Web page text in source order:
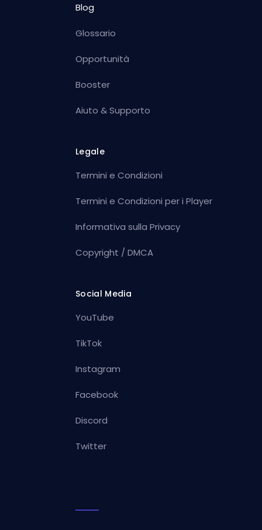
Blog
Glossario
Opportunità
Booster
Aiuto & Supporto
Legale
Termini e Condizioni
Termini e Condizioni per i Player
Informativa sulla Privacy
Copyright / DMCA
Social Media
YouTube
TikTok
Instagram
Facebook
Discord
Twitter